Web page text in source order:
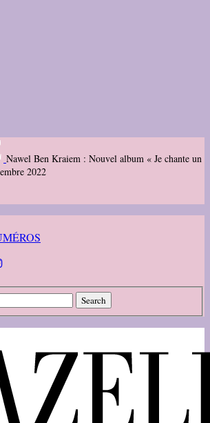
Nawel Ben Kraiem : Nouvel album « Je chante un
2022